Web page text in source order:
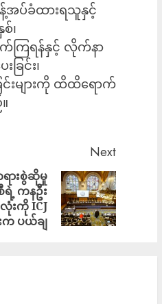
အပ်ခံထားရသူနှင့်
၊
ကြရန်နှင့် လိုက်နာ
ြင်း၊
င်းများကို ထိထိရောက်
Next
ားစွဲဆိုမှု
ရဲ့ ကနဦး
းကို ICJ
က ပယ်ချ